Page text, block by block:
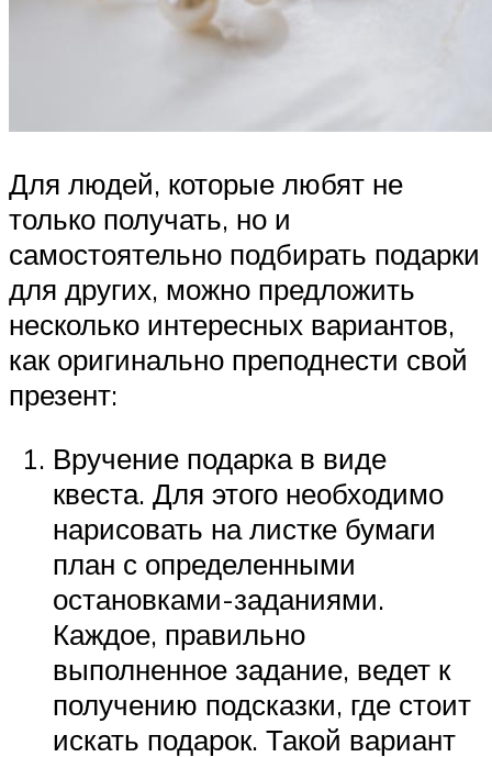
Для людей, которые любят не
только получать, но и
самостоятельно подбирать подарки
для других, можно предложить
несколько интересных вариантов,
как оригинально преподнести свой
презент:
Вручение подарка в виде
квеста. Для этого необходимо
нарисовать на листке бумаги
план с определенными
остановками-заданиями.
Каждое, правильно
выполненное задание, ведет к
получению подсказки, где стоит
искать подарок. Такой вариант